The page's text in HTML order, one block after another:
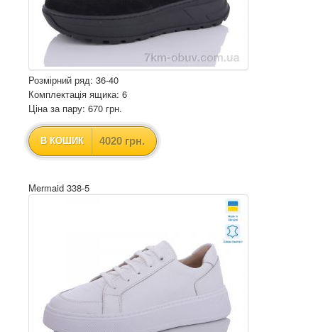
Розмірний ряд: 36-40
Комплектація ящика: 6
Ціна за пару: 670 грн.
В КОШИК 4020 грн.
Mermaid 338-5